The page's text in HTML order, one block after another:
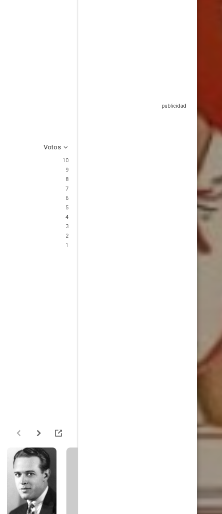
Votos
10
9
8
7
6
5
4
3
2
1